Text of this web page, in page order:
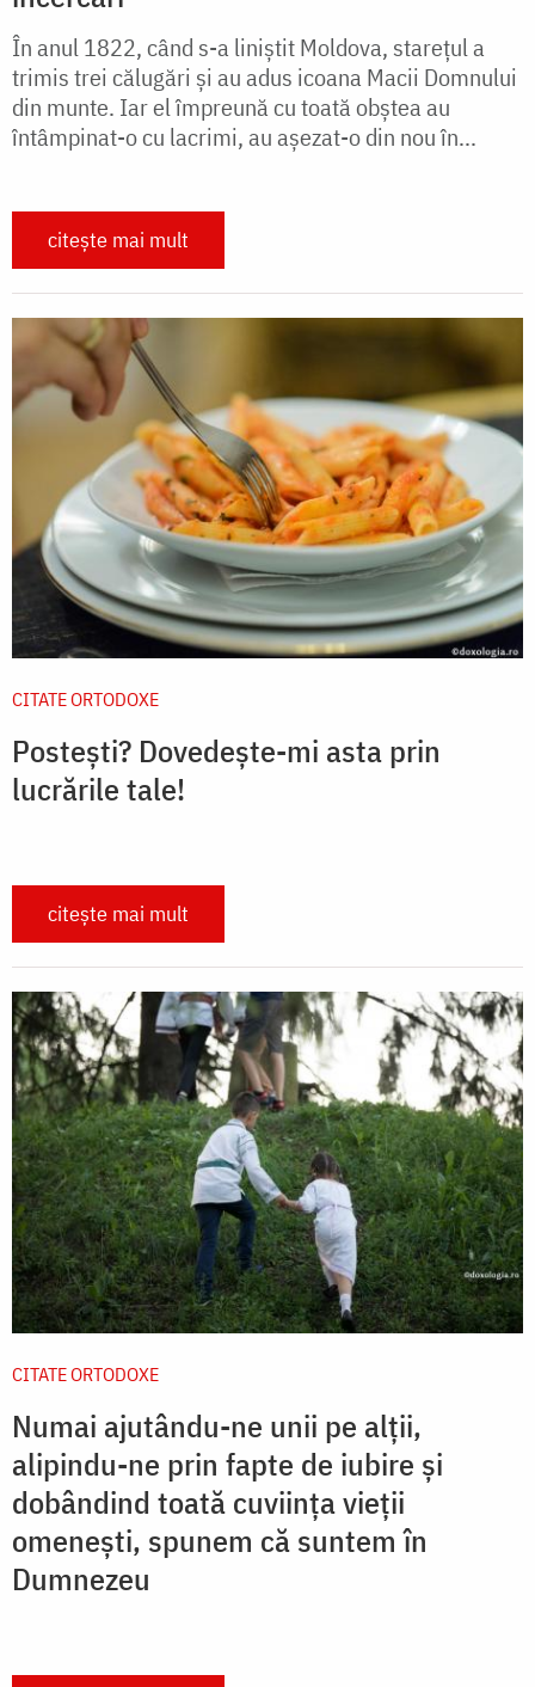
În anul 1822, când s-a liniştit Moldova, stareţul a
trimis trei călugări şi au adus icoana Macii Domnului
din munte. Iar el împreună cu toată obştea au
întâmpinat-o cu lacrimi, au aşezat-o din nou în...
citește mai mult
CITATE ORTODOXE
Postești? Dovedește-mi asta prin
lucrările tale!
citește mai mult
CITATE ORTODOXE
Numai ajutându-ne unii pe alții,
alipindu-ne prin fapte de iubire și
dobândind toată cuviința vieții
omenești, spunem că suntem în
Dumnezeu